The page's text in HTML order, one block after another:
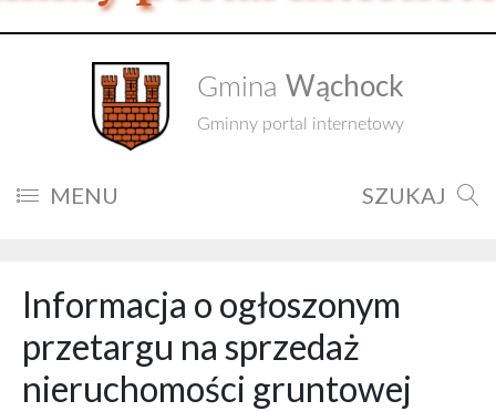
Gmina Wąchock
Gminny portal internetowy
MENU SZUKAJ
Informacja o ogłoszonym
przetargu na sprzedaż
nieruchomości gruntowej